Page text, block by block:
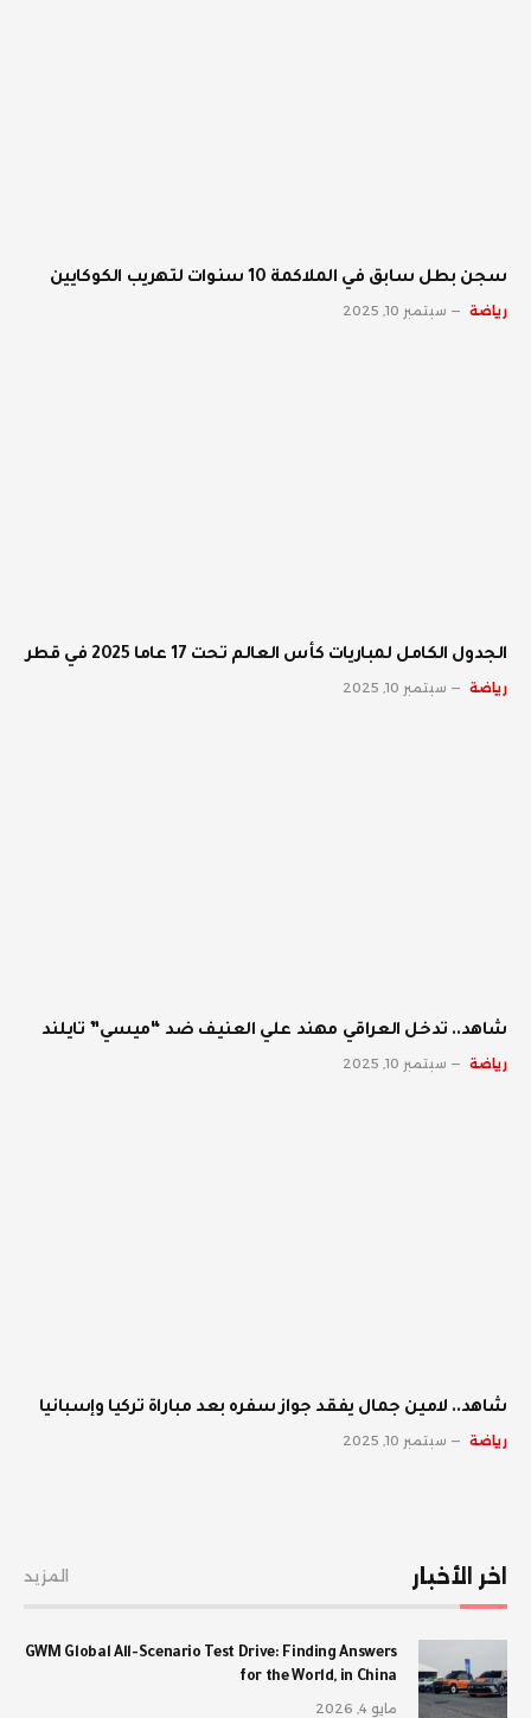
سجن بطل سابق في الملاكمة 10 سنوات لتهريب الكوكايين
رياضة سبتمبر 10, 2025
الجدول الكامل لمباريات كأس العالم تحت 17 عاما 2025 في قطر
رياضة سبتمبر 10, 2025
شاهد.. تدخل العراقي مهند علي العنيف ضد “ميسي” تايلند
رياضة سبتمبر 10, 2025
شاهد.. لامين جمال يفقد جواز سفره بعد مباراة تركيا وإسبانيا
رياضة سبتمبر 10, 2025
اخر الأخبار المزيد
GWM Global All-Scenario Test Drive: Finding Answers
for the World, in China
مايو 4, 2026